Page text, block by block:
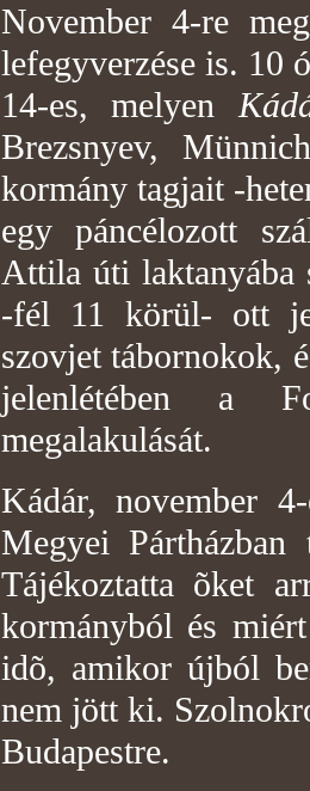
November 4-re
lefegyverzése is. 10
14-es, melyen
Brezsnyev,
kormány tagjait -
egy páncélozott
Attila úti laktanyába
-fél 11 körül- ott
szovjet tábornokok,
jelenlétében a
megalakulását.
Kádár, november
Megyei
Tájékoztatta õket
kormányból és
idõ, amikor újból
nem jött ki.
Budapestre.